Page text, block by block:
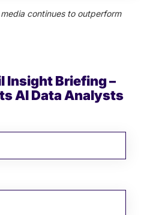
continues to outperform
Insight Briefing –
AI Data Analysts